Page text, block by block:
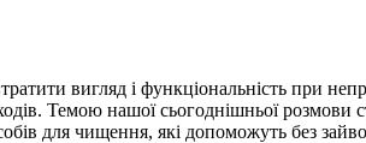
вигляд і функціональність при
Темою нашої сьогоднішньої
для чищення, які допоможуть без